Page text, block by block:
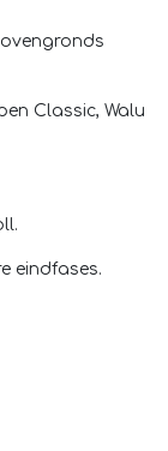
Classic, Walu
eindfases.